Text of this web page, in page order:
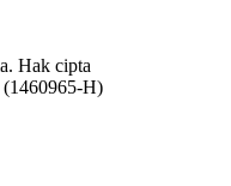
Hak cipta
(1460965-H)